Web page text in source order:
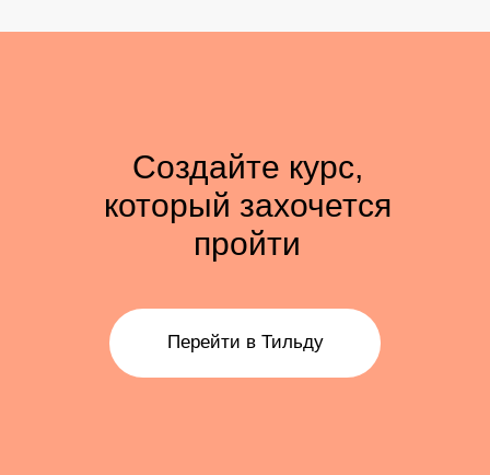
Создайте курс,
который захочется
пройти
Перейти в Тильду